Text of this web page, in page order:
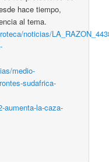
hace tiempo,
al tema.
noticias/
medio-
sudafrica-
aumenta-la-caza-